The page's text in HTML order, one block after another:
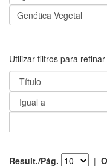
Utilizar filtros para
Result./Pág. |